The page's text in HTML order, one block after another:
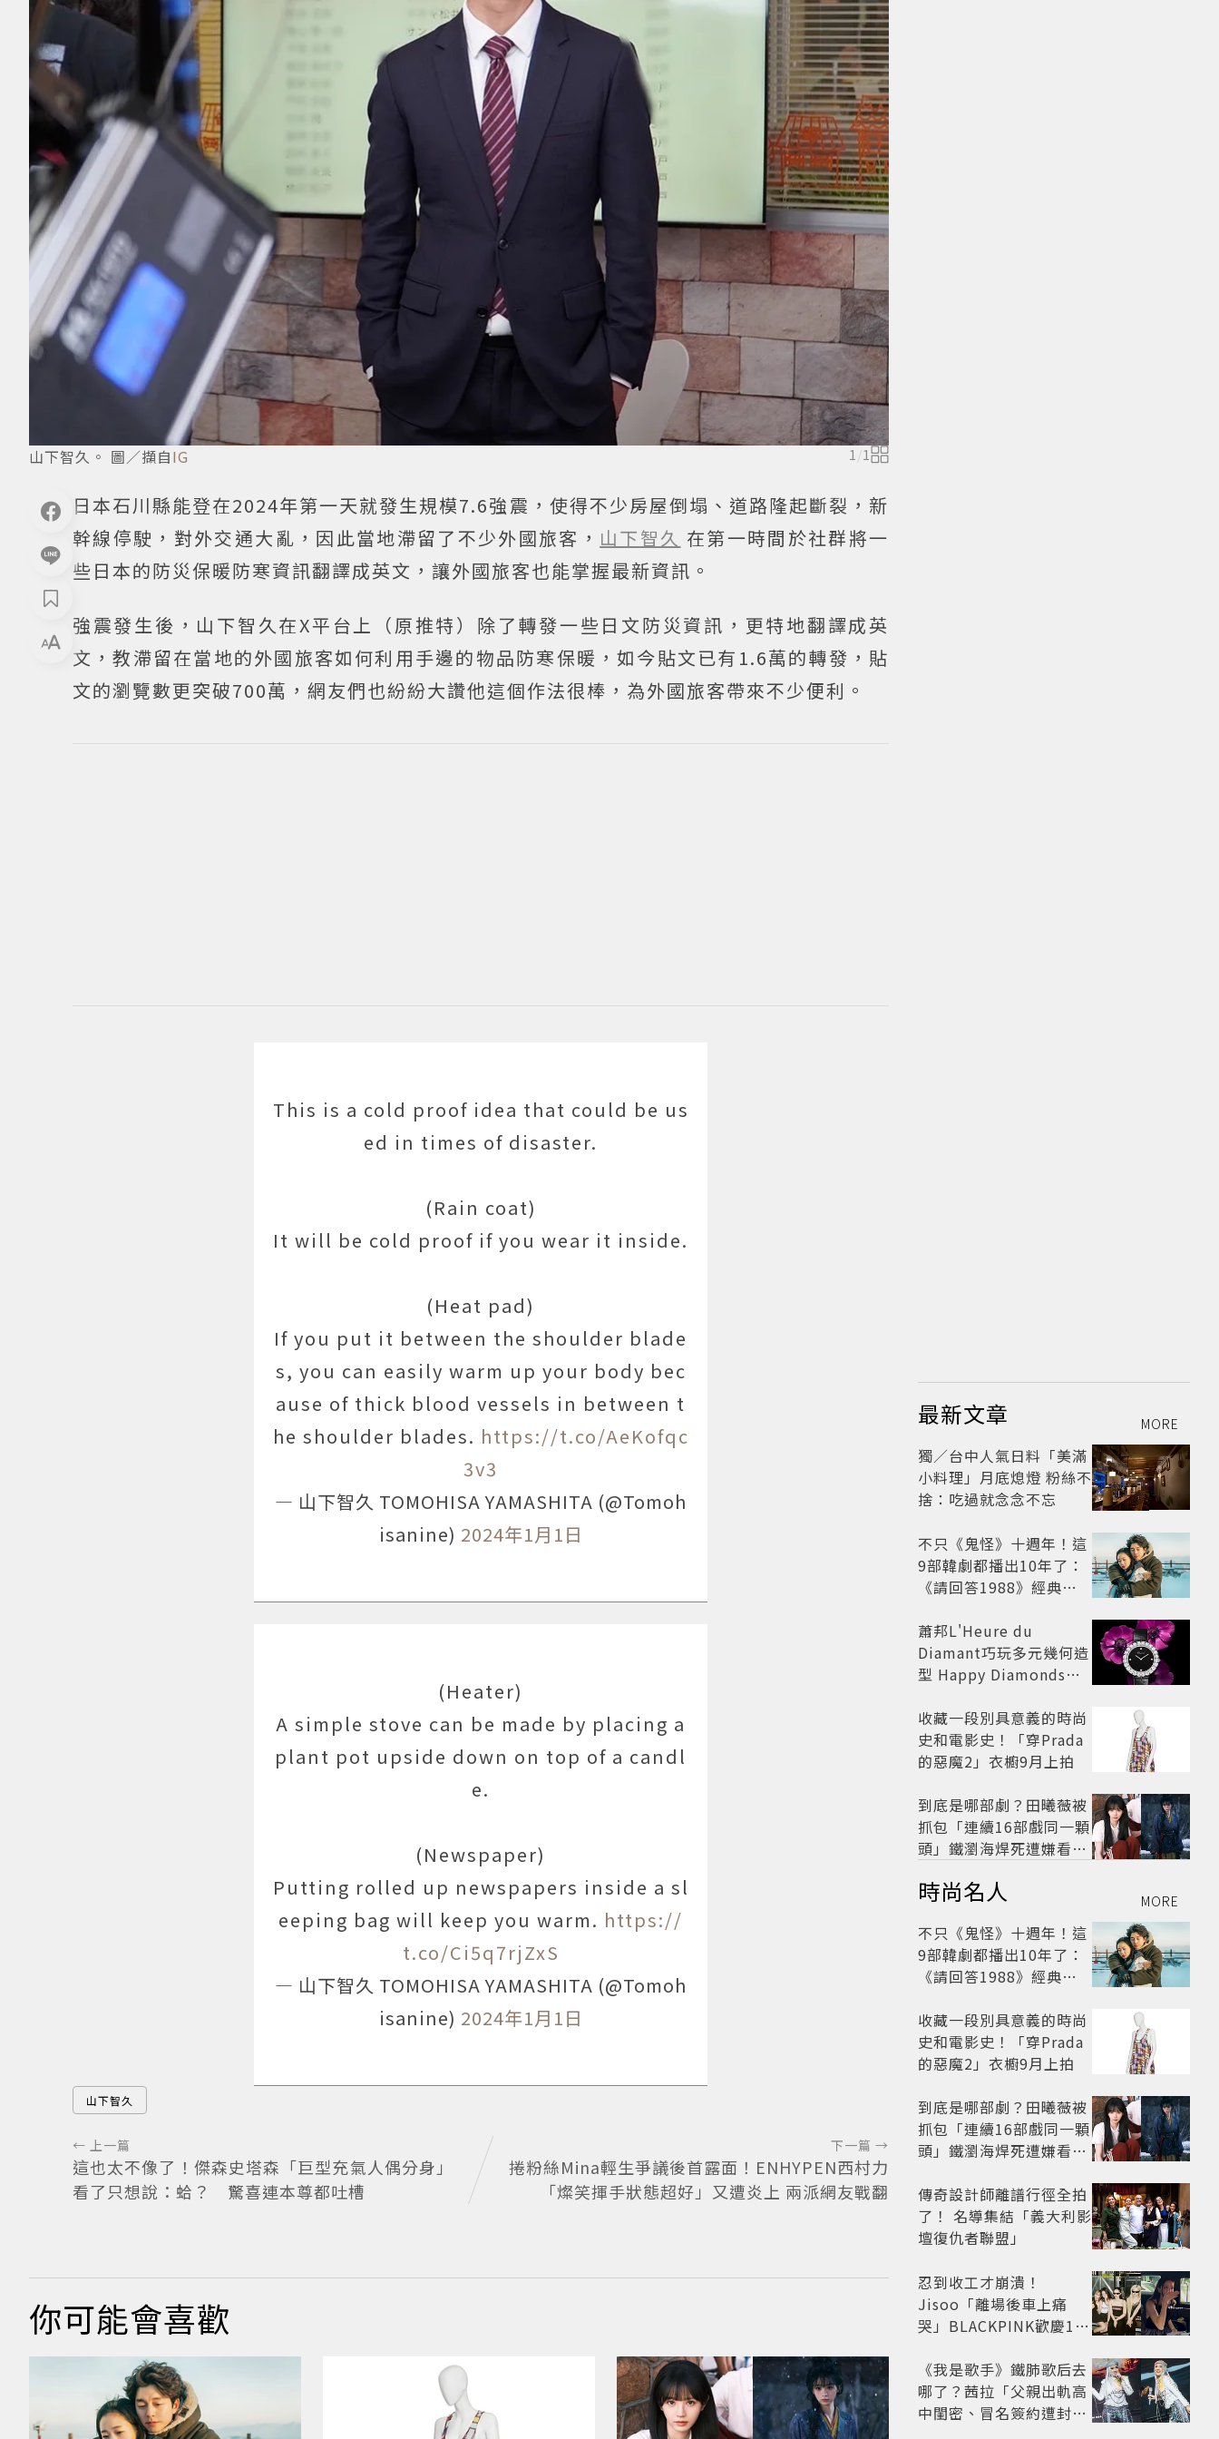
山下智久。 圖／擷自IG 1/1
日本石川縣能登在2024年第一天就發生規模7.6強震，使得不少房屋倒塌、道路隆起斷裂，新
幹線停駛，對外交通大亂，因此當地滯留了不少外國旅客， 山下智久 在第一時間於社群將一
些日本的防災保暖防寒資訊翻譯成英文，讓外國旅客也能掌握最新資訊。
強震發生後，山下智久在X平台上（原推特）除了轉發一些日文防災資訊，更特地翻譯成英
文，教滯留在當地的外國旅客如何利用手邊的物品防寒保暖，如今貼文已有1.6萬的轉發，貼
文的瀏覽數更突破700萬，網友們也紛紛大讚他這個作法很棒，為外國旅客帶來不少便利。
This is a cold proof idea that could be us
ed in times of disaster.
(Rain coat)
It will be cold proof if you wear it inside.
(Heat pad)
If you put it between the shoulder blade
s, you can easily warm up your body bec
ause of thick blood vessels in between t
he shoulder blades. https://t.co/AeKofqc
3v3
— 山下智久 TOMOHISA YAMASHITA (@Tomoh
isanine) 2024年1月1日
(Heater)
A simple stove can be made by placing a
plant pot upside down on top of a candl
e.
(Newspaper)
Putting rolled up newspapers inside a sl
eeping bag will keep you warm. https://
t.co/Ci5q7rjZxS
— 山下智久 TOMOHISA YAMASHITA (@Tomoh
isanine) 2024年1月1日
山下智久
← 上一篇
這也太不像了！傑森史塔森「巨型充氣人偶分身」
看了只想說：蛤？ 驚喜連本尊都吐槽
下一篇 →
捲粉絲Mina輕生爭議後首露面！ENHYPEN西村力
「燦笑揮手狀態超好」又遭炎上 兩派網友戰翻
你可能會喜歡
最新文章 MORE
獨／台中人氣日料「美滿
小料理」月底熄燈 粉絲不
捨：吃過就念念不忘
不只《鬼怪》十週年！這
9部韓劇都播出10年了：
《請回答1988》經典不
蕭邦L'Heure du
Diamant巧玩多元幾何造
型 Happy Diamonds歡
收藏一段別具意義的時尚
史和電影史！「穿Prada
的惡魔2」衣櫥9月上拍
到底是哪部劇？田曦薇被
抓包「連續16部戲同一顆
頭」鐵瀏海焊死遭嫌看膩
時尚名人 MORE
不只《鬼怪》十週年！這
9部韓劇都播出10年了：
《請回答1988》經典不
收藏一段別具意義的時尚
史和電影史！「穿Prada
的惡魔2」衣櫥9月上拍
到底是哪部劇？田曦薇被
抓包「連續16部戲同一顆
頭」鐵瀏海焊死遭嫌看膩
傳奇設計師離譜行徑全拍
了！ 名導集結「義大利影
壇復仇者聯盟」
忍到收工才崩潰！
Jisoo「離場後車上痛
哭」BLACKPINK歡慶10
超心疼
《我是歌手》鐵肺歌后去
哪了？茜拉「父親出軌高
中閨密、冒名簽約遭封